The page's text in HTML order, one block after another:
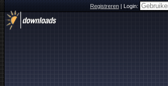
Registreren|Login: